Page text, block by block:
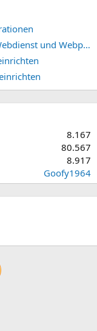
Synology DSM 7.2/7.3, Web Station 4, Webdienst und Webportal erstellen (ehemals vHost)
8.167
80.567
8.917
Goofy1964